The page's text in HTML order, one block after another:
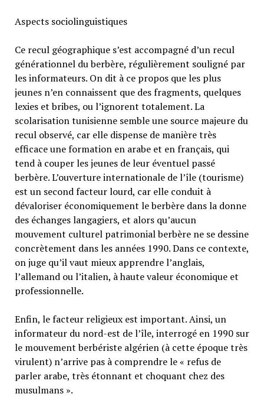
Aspects sociolinguistiques
Ce recul géographique s’est accompagné d’un recul
générationnel du berbère, régulièrement souligné par
les informateurs. On dit à ce propos que les plus
jeunes n’en connaissent que des fragments, quelques
lexies et bribes, ou l’ignorent totalement. La
scolarisation tunisienne semble une source majeure du
recul observé, car elle dispense de manière très
efficace une formation en arabe et en français, qui
tend à couper les jeunes de leur éventuel passé
berbère. L’ouverture internationale de l’île (tourisme)
est un second facteur lourd, car elle conduit à
dévaloriser économiquement le berbère dans la donne
des échanges langagiers, et alors qu’aucun
mouvement culturel patrimonial berbère ne se dessine
concrètement dans les années 1990. Dans ce contexte,
on juge qu’il vaut mieux apprendre l’anglais,
l’allemand ou l’italien, à haute valeur économique et
professionnelle.
Enfin, le facteur religieux est important. Ainsi, un
informateur du nord-est de l’île, interrogé en 1990 sur
le mouvement berbériste algérien (à cette époque très
virulent) n’arrive pas à comprendre le « refus de
parler arabe, très étonnant et choquant chez des
musulmans ».